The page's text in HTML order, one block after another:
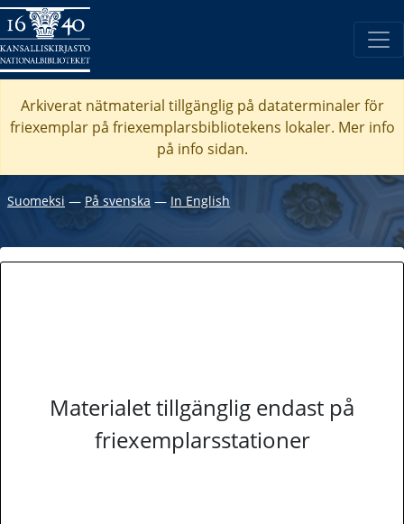
Arkiverat nätmaterial tillgänglig på dataterminaler för
friexemplar på friexemplarsbibliotekens lokaler. Mer info
på info sidan.
Suomeksi ― På svenska ―In English
Materialet tillgänglig endast på
friexemplarsstationer